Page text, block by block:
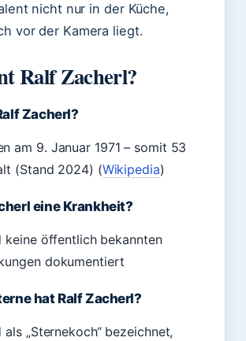
nicht nur in der Küche,
vor der Kamera liegt.
Ralf Zacherl?
Zacherl?
am 9. Januar 1971 – somit 53
(Stand 2024) (Wikipedia)
eine Krankheit?
keine öffentlich bekannten
dokumentiert
hat Ralf Zacherl?
als „Sternekoch“ bezeichnet,